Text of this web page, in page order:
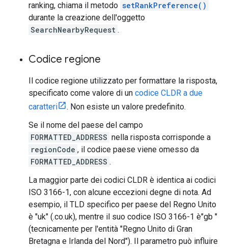
ranking, chiama il metodo setRankPreference()
durante la creazione dell'oggetto
SearchNearbyRequest .
Codice regione
Il codice regione utilizzato per formattare la risposta,
specificato come valore di un codice CLDR a due
caratteri
. Non esiste un valore predefinito.
Se il nome del paese del campo
FORMATTED_ADDRESS nella risposta corrisponde a
regionCode , il codice paese viene omesso da
FORMATTED_ADDRESS .
La maggior parte dei codici CLDR è identica ai codici
ISO 3166-1, con alcune eccezioni degne di nota. Ad
esempio, il TLD specifico per paese del Regno Unito
è "uk" (.co.uk), mentre il suo codice ISO 3166-1 è"gb "
(tecnicamente per l'entità "Regno Unito di Gran
Bretagna e Irlanda del Nord"). Il parametro può influire